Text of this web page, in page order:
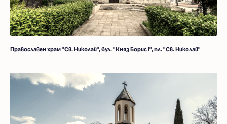
Прaвославен храм "Св. Николай", бул. "Княз Борис І", пл. "Св. Николай"